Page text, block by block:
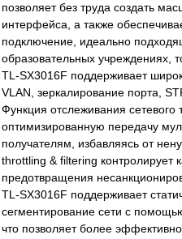
позволяет без труда создать
интерфейса, а также
подключение, идеально
образовательных учреждениях,
TL‑SX3016F поддерживает
VLAN, зеркалирование порта,
Функция отслеживания
оптимизированную передачу
получателям, избавляясь от
throttling & filtering контролирует
предотвращения
TL‑SX3016F поддерживает
сегментирование сети с
что позволяет более